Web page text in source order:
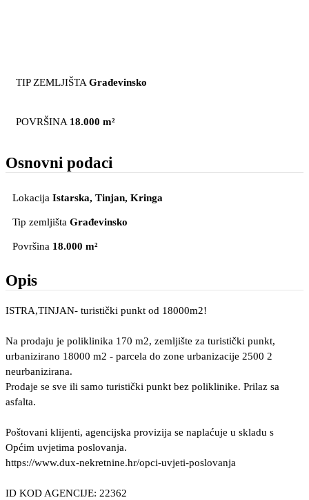
TIP ZEMLJIŠTA Građevinsko
POVRŠINA 18.000 m²
Osnovni podaci
Lokacija Istarska, Tinjan, Kringa
Tip zemljišta Građevinsko
Površina 18.000 m²
Opis
ISTRA,TINJAN- turistički punkt od 18000m2!
Na prodaju je poliklinika 170 m2, zemljište za turistički punkt,
urbanizirano 18000 m2 - parcela do zone urbanizacije 2500 2
neurbanizirana.
Prodaje se sve ili samo turistički punkt bez poliklinike. Prilaz sa
asfalta.
Poštovani klijenti, agencijska provizija se naplaćuje u skladu s
Općim uvjetima poslovanja.
https://www.dux-nekretnine.hr/opci-uvjeti-poslovanja
ID KOD AGENCIJE: 22362